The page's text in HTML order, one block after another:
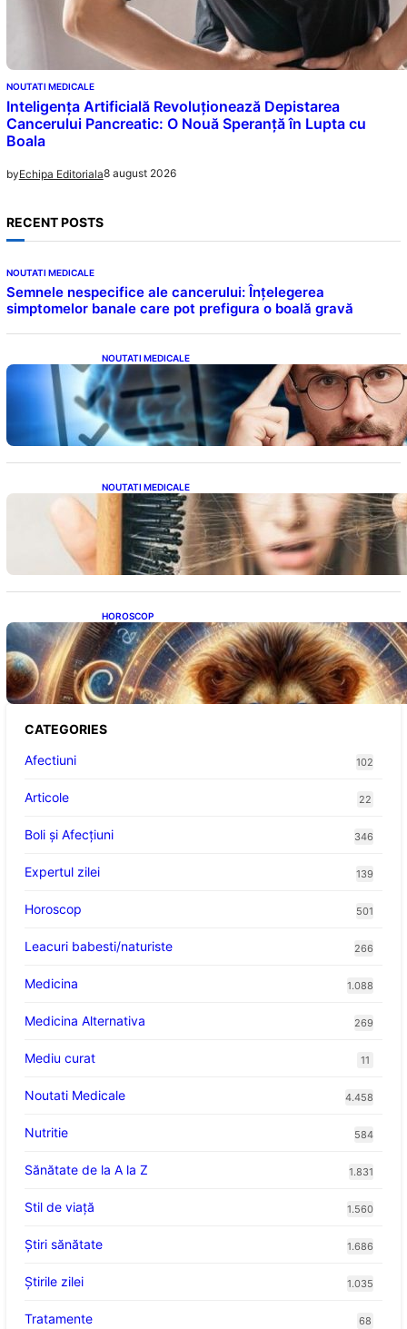
NOUTATI MEDICALE
Inteligența Artificială Revoluționează Depistarea
Cancerului Pancreatic: O Nouă Speranță în Lupta cu
Boala
byEchipa Editoriala8 august 2026
RECENT POSTS
NOUTATI MEDICALE
Semnele nespecifice ale cancerului: Înțelegerea
simptomelor banale care pot prefigura o boală gravă
NOUTATI MEDICALE
Inteligența dincolo de note: Semnele unui IQ
ridicat care nu țin de școală
NOUTATI MEDICALE
Semnele unei deficiențe de proteine:
Impactul asupra sănătății tale
HOROSCOP
Portalul Leului 8/8: Oportunități de
Abundență pentru Cinci Zodii în 2026
CATEGORIES
Afectiuni
102
Articole 22
Boli și Afecțiuni 346
Expertul zilei 139
Horoscop 501
Leacuri babesti/naturiste 266
Medicina 1.088
Medicina Alternativa 269
Mediu curat 11
Noutati Medicale 4.458
Nutritie 584
Sănătate de la A la Z 1.831
Stil de viaţă 1.560
Ştiri sănătate 1.686
Știrile zilei 1.035
Tratamente 68